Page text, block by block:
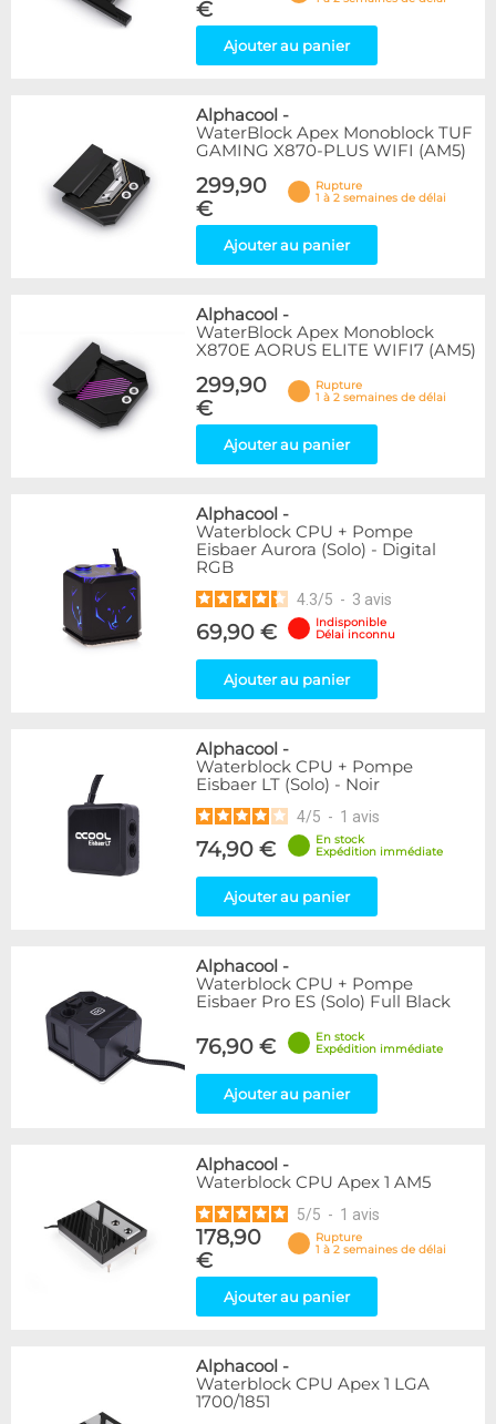
€
Ajouter au panier
Alphacool -
WaterBlock Apex Monoblock TUF
GAMING X870-PLUS WIFI (AM5)
299,90
€
Rupture
1 à 2 semaines de délai
Ajouter au panier
Alphacool -
WaterBlock Apex Monoblock
X870E AORUS ELITE WIFI7 (AM5)
299,90
€
Rupture
1 à 2 semaines de délai
Ajouter au panier
Alphacool -
Waterblock CPU + Pompe
Eisbaer Aurora (Solo) - Digital
RGB
4.3/5 - 3 avis
69,90 €
Indisponible
Délai inconnu
Ajouter au panier
Alphacool -
Waterblock CPU + Pompe
Eisbaer LT (Solo) - Noir
4/5 - 1 avis
74,90 €
En stock
Expédition immédiate
Ajouter au panier
Alphacool -
Waterblock CPU + Pompe
Eisbaer Pro ES (Solo) Full Black
76,90 €
En stock
Expédition immédiate
Ajouter au panier
Alphacool -
Waterblock CPU Apex 1 AM5
5/5 - 1 avis
178,90
€
Rupture
1 à 2 semaines de délai
Ajouter au panier
Alphacool -
Waterblock CPU Apex 1 LGA
1700/1851